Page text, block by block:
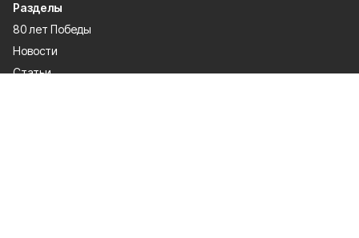
Разделы
80 лет Победы
Новости
Статьи